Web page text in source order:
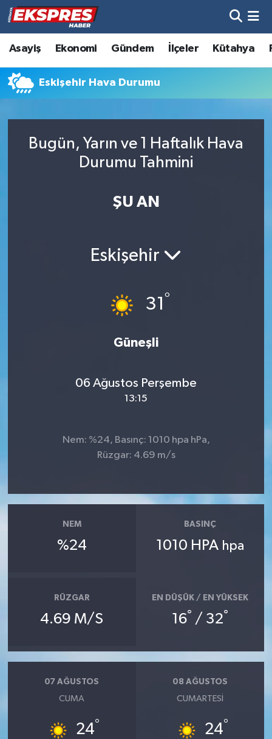
Asayiş Ekonomi Gündem İlçeler Kütahya
Eskişehir Hava Durumu
Bugün, Yarın ve 1 Haftalık Hava
Durumu Tahmini
ŞU AN
Eskişehir
31 °
Güneşli
06 Ağustos Perşembe
13:15
Nem: %24, Basınç: 1010 hpa hPa,
Rüzgar: 4.69 m/s
NEM
%24
BASINÇ
1010 HPA hpa
RÜZGAR
4.69 M/S
EN DÜŞÜK / EN YÜKSEK
16° / 32°
07 AĞUSTOS
CUMA
24°
08 AĞUSTOS
CUMARTESI
24°
Altıntaş
Asayiş
Biyografiler
Dumlupınar
Hisarcık
Magazin
Otomobil
Hava Durumu
Trafik Durumu
Tüm Manşetler
Son Dakika Haberleri